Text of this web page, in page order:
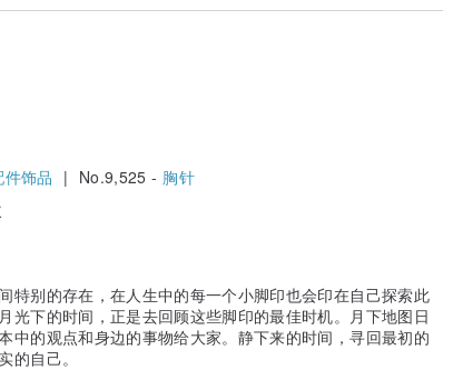
件饰品 | No.9,525 - 胸针
特别的存在，在人生中的每一个小脚印也会印在自己探索此
光下的时间，正是去回顾这些脚印的最佳时机。月下地图日
中的观点和身边的事物给大家。静下来的时间，寻回最初的
的自己。